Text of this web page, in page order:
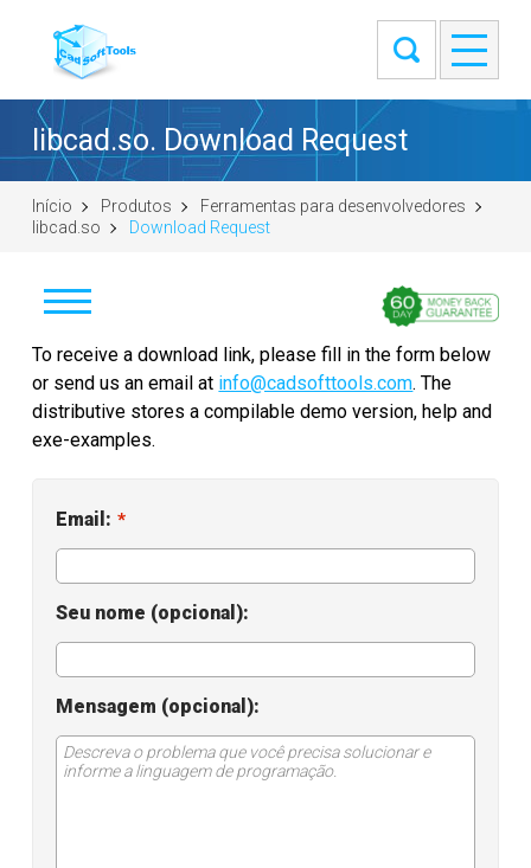
libcad.so. Download Request
Início Produtos
Ferramentas para desenvolvedores
libcad.so
Download Request
Download
Buy
Escolha de SDK
To receive a download link, please fill in the form below
or send us an email at info@cadsofttools.com. The
distributive stores a compilable demo version, help and
exe-examples.
Email: *
Seu nome (opcional):
Mensagem (opcional):